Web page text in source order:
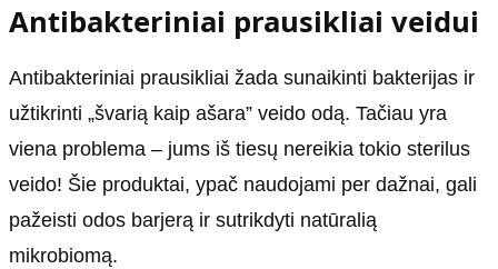
Antibakteriniai prausikliai veidui
Antibakteriniai prausikliai žada sunaikinti bakterijas ir
užtikrinti „švarią kaip ašara” veido odą. Tačiau yra
viena problema – jums iš tiesų nereikia tokio sterilus
veido! Šie produktai, ypač naudojami per dažnai, gali
pažeisti odos barjerą ir sutrikdyti natūralią
mikrobiomą.